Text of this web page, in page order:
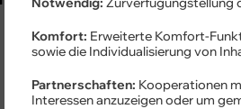
Komfort: Erweiterte Komfort-
sowie die Individualisierung von
Partnerschaften: Kooperationen
Interessen anzuzeigen oder um